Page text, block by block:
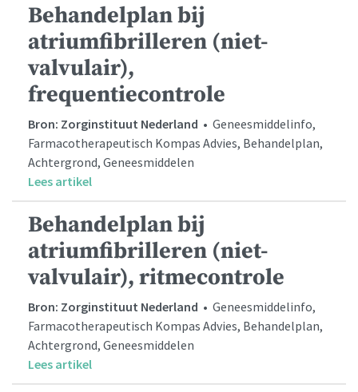
Behandelplan bij
atriumfibrilleren (niet-
valvulair),
frequentiecontrole
Bron: Zorginstituut Nederland • Geneesmiddelinfo,
Farmacotherapeutisch Kompas Advies, Behandelplan,
Achtergrond, Geneesmiddelen
Lees artikel
Behandelplan bij
atriumfibrilleren (niet-
valvulair), ritmecontrole
Bron: Zorginstituut Nederland • Geneesmiddelinfo,
Farmacotherapeutisch Kompas Advies, Behandelplan,
Achtergrond, Geneesmiddelen
Lees artikel